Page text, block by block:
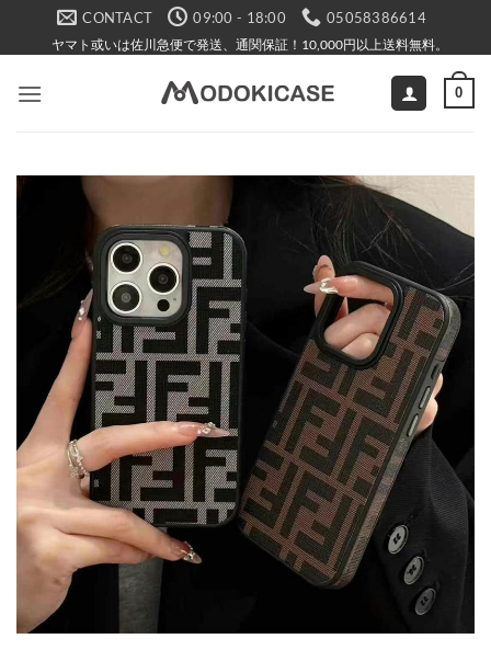
CONTACT 09:00 - 18:00 05058386614
ヤマト或いは佐川急便で発送、通関保証！10,000円以上送料無料。
0